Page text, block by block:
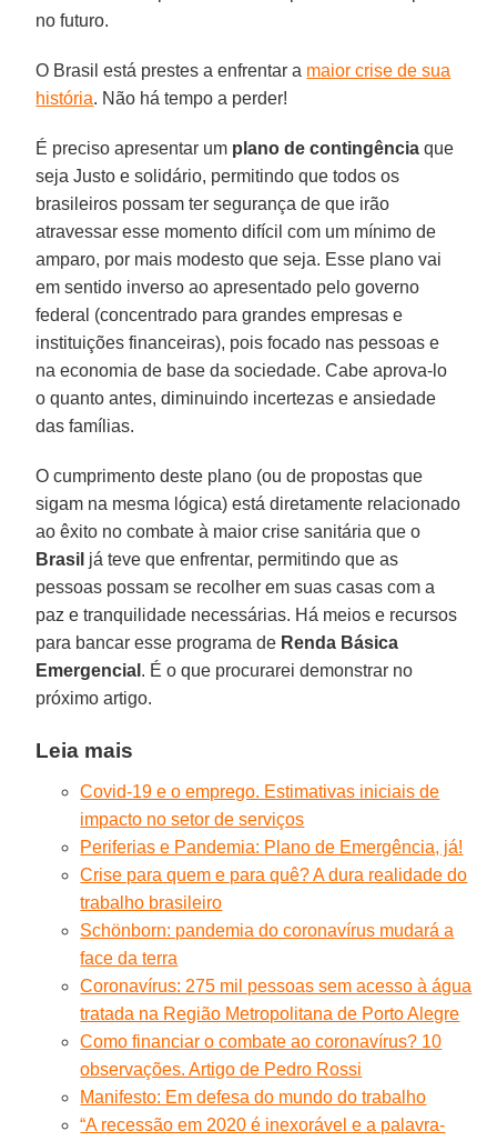
no futuro.
O Brasil está prestes a enfrentar a maior crise de sua
história. Não há tempo a perder!
É preciso apresentar um plano de contingência que
seja Justo e solidário, permitindo que todos os
brasileiros possam ter segurança de que irão
atravessar esse momento difícil com um mínimo de
amparo, por mais modesto que seja. Esse plano vai
em sentido inverso ao apresentado pelo governo
federal (concentrado para grandes empresas e
instituições financeiras), pois focado nas pessoas e
na economia de base da sociedade. Cabe aprova-lo
o quanto antes, diminuindo incertezas e ansiedade
das famílias.
O cumprimento deste plano (ou de propostas que
sigam na mesma lógica) está diretamente relacionado
ao êxito no combate à maior crise sanitária que o
Brasil já teve que enfrentar, permitindo que as
pessoas possam se recolher em suas casas com a
paz e tranquilidade necessárias. Há meios e recursos
para bancar esse programa de Renda Básica
Emergencial . É o que procurarei demonstrar no
próximo artigo.
Leia mais
Covid-19 e o emprego. Estimativas iniciais de
impacto no setor de serviços
Periferias e Pandemia: Plano de Emergência, já!
Crise para quem e para quê? A dura realidade do
trabalho brasileiro
Schönborn: pandemia do coronavírus mudará a
face da terra
Coronavírus: 275 mil pessoas sem acesso à água
tratada na Região Metropolitana de Porto Alegre
Como financiar o combate ao coronavírus? 10
observações. Artigo de Pedro Rossi
Manifesto: Em defesa do mundo do trabalho
“A recessão em 2020 é inexorável e a palavra-